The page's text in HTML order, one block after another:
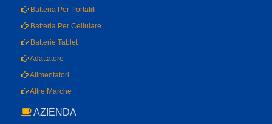
Batteria Per Portatili
Batteria Per Cellulare
Batterie Tablet
Adattatore
Alimentatori
Altre Marche
AZIENDA